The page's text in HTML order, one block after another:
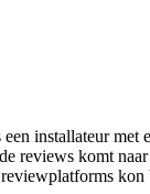
installateur
reviews komt